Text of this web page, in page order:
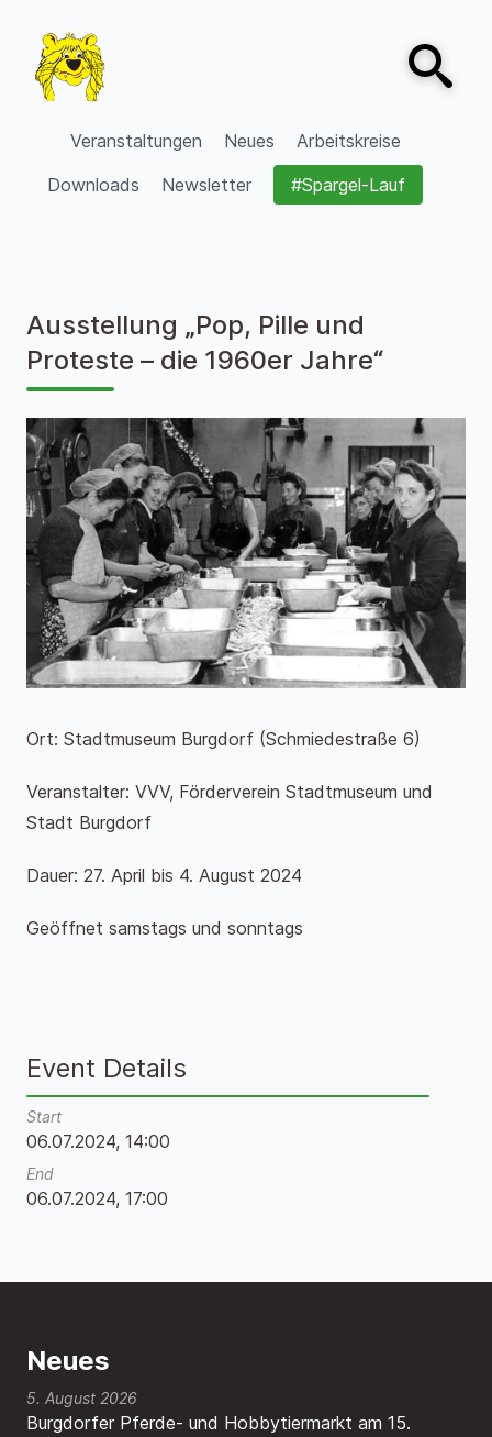
VVV Burgdorf
Veranstaltungen Neues
Arbeitskreise
Downloads
Newsletter #Spargel-Lauf
Open
Ausstellung „Pop, Pille und
Proteste – die 1960er Jahre“
Ort: Stadtmuseum Burgdorf (Schmiedestraße 6)
Veranstalter: VVV, Förderverein Stadtmuseum und
Stadt Burgdorf
Dauer: 27. April bis 4. August 2024
Geöffnet samstags und sonntags
Event Details
Start
06.07.2024, 14:00
End
06.07.2024, 17:00
Neues
Burgdorfer Pferde- und Hobbytiermarkt am 15.
5. August 2026